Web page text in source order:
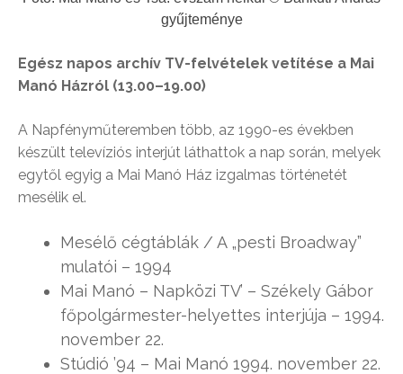
gyűjteménye
Egész napos archív TV-felvételek vetítése a Mai
Manó Házról (13.00–19.00)
A Napfényműteremben több, az 1990-es években
készült televíziós interjút láthattok a nap során, melyek
egytől egyig a Mai Manó Ház izgalmas történetét
mesélik el.
Mesélő cégtáblák / A „pesti Broadway”
mulatói – 1994
Mai Manó – Napközi TV’ – Székely Gábor
főpolgármester-helyettes interjúja – 1994.
november 22.
Stúdió ’94 – Mai Manó 1994. november 22.